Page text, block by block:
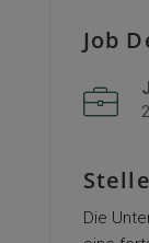
Job
Die